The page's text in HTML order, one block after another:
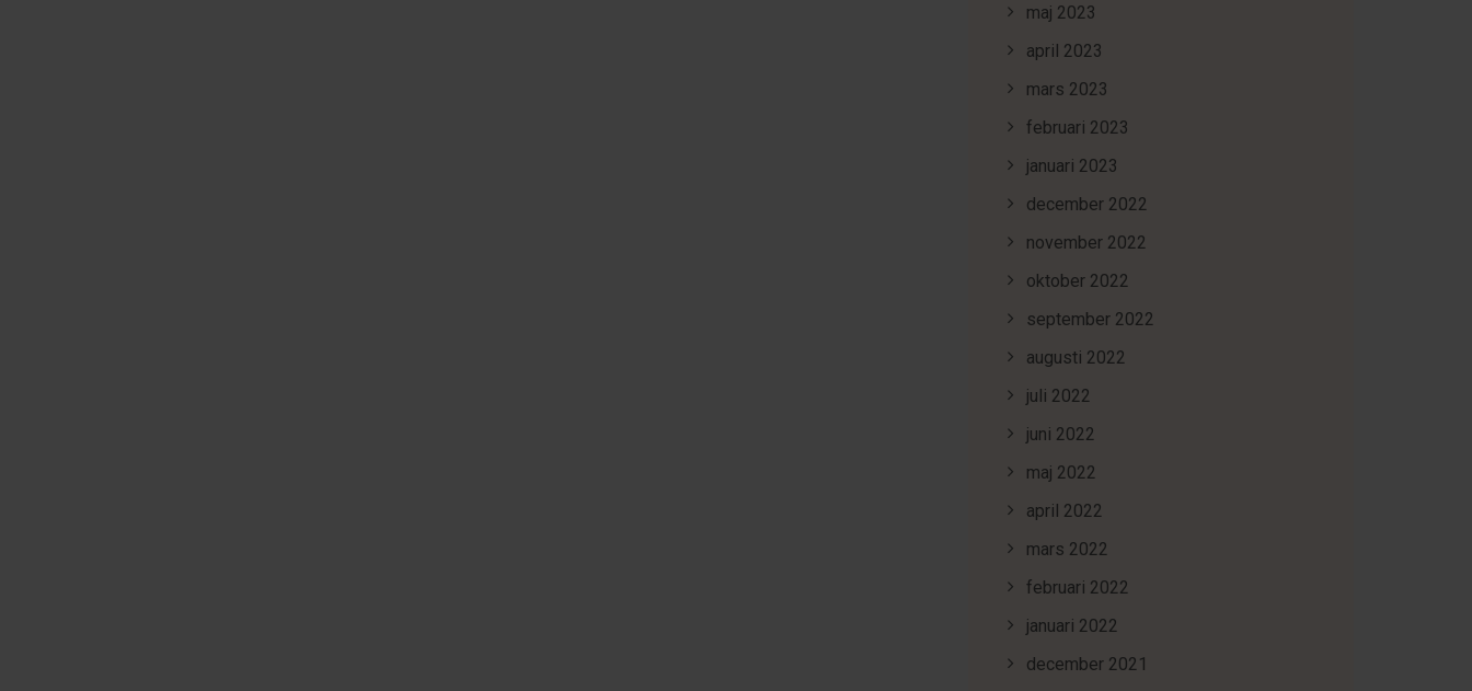
maj 2023
april 2023
mars 2023
februari 2023
januari 2023
december 2022
november 2022
oktober 2022
september 2022
augusti 2022
juli 2022
juni 2022
maj 2022
april 2022
mars 2022
februari 2022
januari 2022
december 2021